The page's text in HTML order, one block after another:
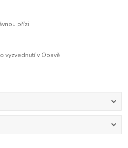
přízi
vyzvednutí v Opavě